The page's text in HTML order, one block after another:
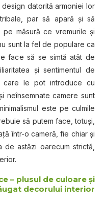
datorită armoniei lor
par să apară şi să
pe măsură ce vremurile şi
sunt la fel de populare ca
face să se simtă atât de
şi sentimentul de
care le pot introduce cu
neînsemnate camere sunt
este pe culmile
să putem face, totuşi,
într-o cameră, fie chiar şi
astăzi oarecum strictă,
– plusul de culoare şi
decorului interior